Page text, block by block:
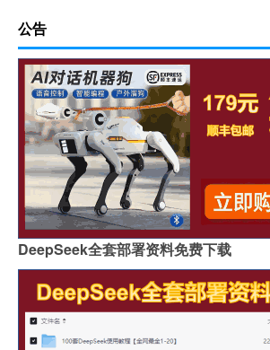
公告
DeepSeek全套部署资料免费下载